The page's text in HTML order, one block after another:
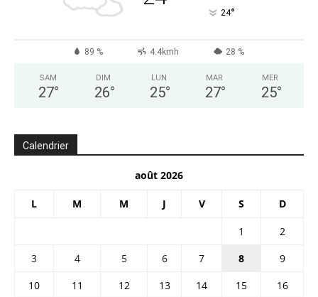
24°
89 % 4.4kmh 28 %
SAM
27°
DIM
26°
LUN
25°
MAR
27°
MER
25°
Calendrier
août 2026
L M M J V S D
1
2
3
4 5 6 7 8
9
10
11 12 13 14 15
16